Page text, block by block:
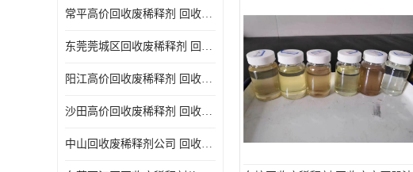
常平高价回收废稀释剂 回收废碳氢清洗剂
东莞莞城区回收废稀释剂 回收废食用油
阳江高价回收废稀释剂 回收废二氯甲烷
沙田高价回收废稀释剂 回收废机油
中山回收废稀释剂公司 回收废切削油